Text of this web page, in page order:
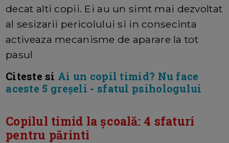
decat alti copii. Ei au un simt mai dezvoltat
al sesizarii pericolului si in consecinta
activeaza mecanisme de aparare la tot
pasul
Citeste si Ai un copil timid? Nu face
aceste 5 greșeli - sfatul psihologului
Copilul timid la școală: 4 sfaturi
pentru părinti